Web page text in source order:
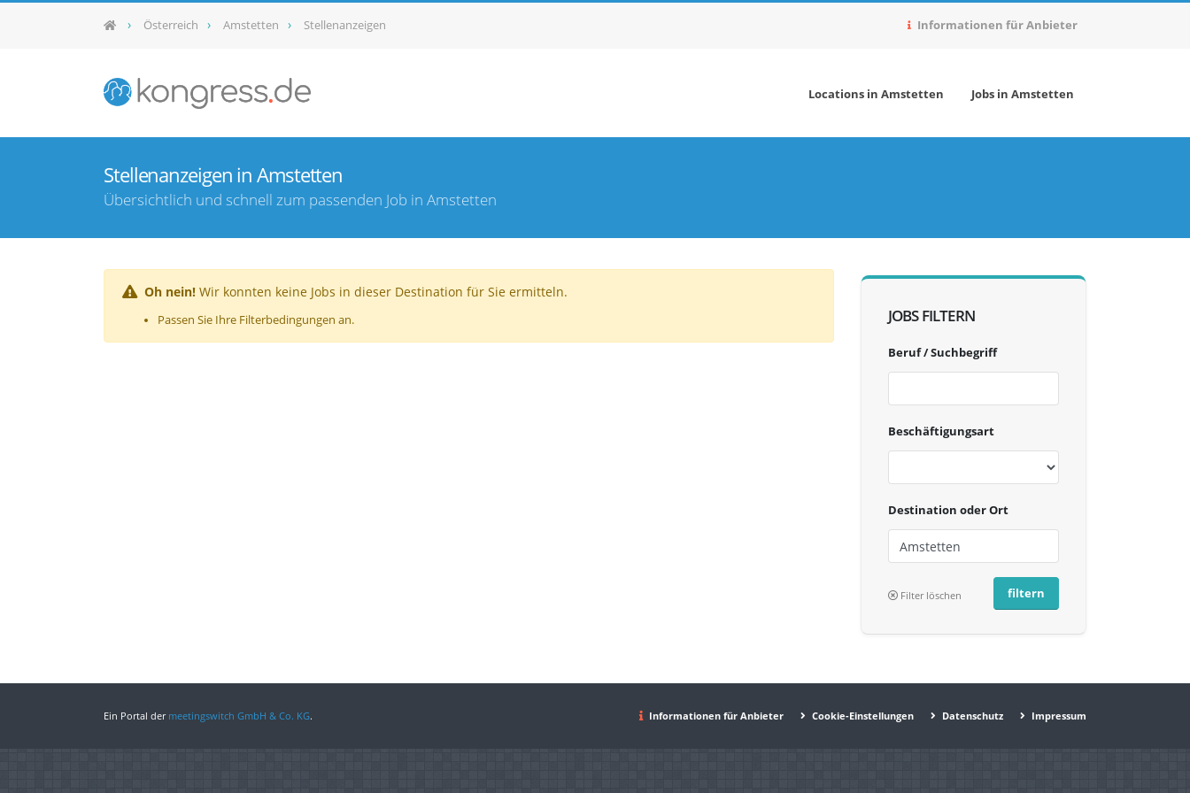
Österreich Amstetten Stellenanzeigen Informationen für Anbieter
Locations in Amstetten Jobs in Amstetten
Stellenanzeigen in Amstetten
Übersichtlich und schnell zum passenden Job in Amstetten
Oh nein! Wir konnten keine Jobs in dieser Destination für Sie ermitteln.
Passen Sie Ihre Filterbedingungen an. JOBS FILTERN
Beruf / Suchbegriff
Beschäftigungsart
Destination oder Ort
Filter löschen
Ein Portal der meetingswitch GmbH & Co. KG. Informationen für Anbieter Cookie-Einstellungen Datenschutz Impressum